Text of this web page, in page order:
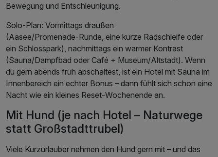
Bewegung und Entschleunigung.
Solo‑Plan: Vormittags draußen
(Aasee/Promenade‑Runde, eine kurze Radschleife oder
ein Schlosspark), nachmittags ein warmer Kontrast
(Sauna/Dampfbad oder Café + Museum/Altstadt). Wenn
du gern abends früh abschaltest, ist ein Hotel mit Sauna im
Innenbereich ein echter Bonus – dann fühlt sich schon eine
Nacht wie ein kleines Reset‑Wochenende an.
Mit Hund (je nach Hotel – Naturwege
statt Großstadttrubel)
Viele Kurzurlauber nehmen den Hund gern mit – und das